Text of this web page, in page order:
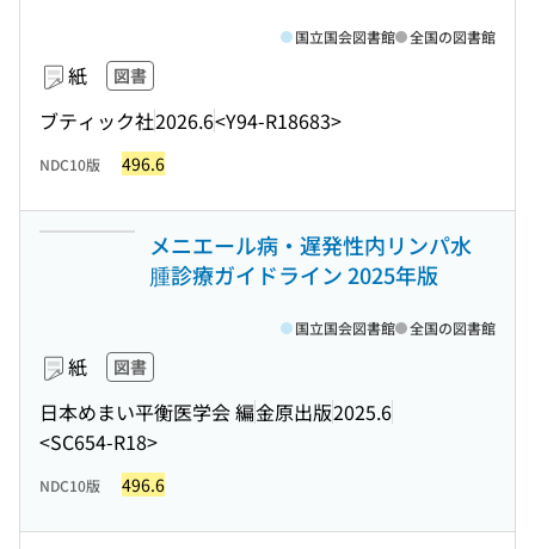
紙 図書
ブティック社2026.6<Y94-R18683>
国立国会図書館 全国の図書館
NDC10版 496.6
メニエール病・遅発性内リンパ水
腫診療ガイドライン 2025年版
紙 図書
日本めまい平衡医学会 編金原出版2025.6
<SC654-R18>
国立国会図書館 全国の図書館
NDC10版 496.6